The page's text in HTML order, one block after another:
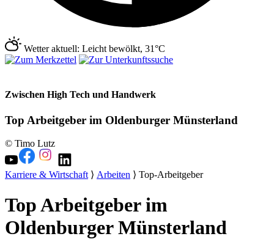
Wetter aktuell: Leicht bewölkt, 31°C
Zwischen High Tech und Handwerk
Top Arbeitgeber im Oldenburger Münsterland
© Timo Lutz
Karriere & Wirtschaft⟩ Arbeiten ⟩ Top-Arbeitgeber
Top Arbeitgeber im
Oldenburger Münsterland